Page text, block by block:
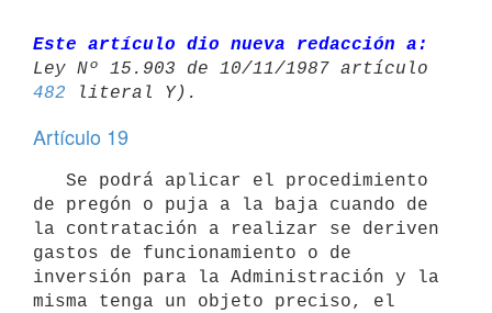
Este artículo dio nueva redacción a:
482
Artículo 19
Se podrá aplicar el procedimiento
de pregón o puja a la baja cuando de
la contratación a realizar se deriven
gastos de funcionamiento o de
inversión para la Administración y la
misma tenga un objeto preciso, el